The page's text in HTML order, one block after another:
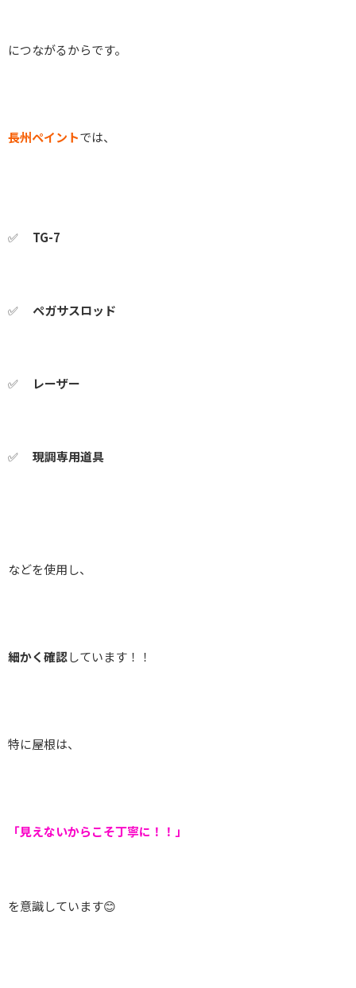
につながるからです。
長州ペイントでは、
✅ TG-7
✅ ペガサスロッド
✅ レーザー
✅ 現調専用道具
などを使用し、
細かく確認しています！！
特に屋根は、
「見えないからこそ丁寧に！！」
を意識しています😊